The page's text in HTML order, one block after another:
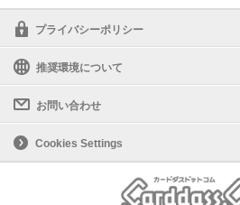
プライバシーポリシー
推奨環境について
お問い合わせ
Cookies Settings